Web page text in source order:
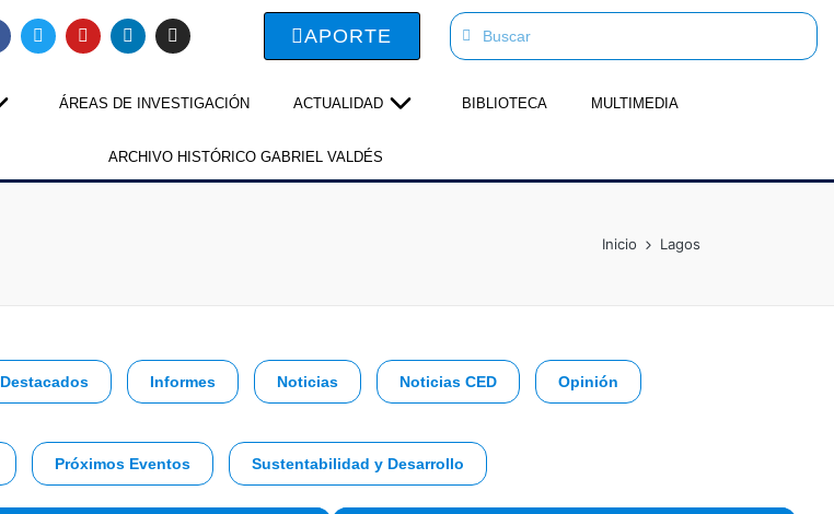
APORTE
ÁREAS DE INVESTIGACIÓN ACTUALIDAD BIBLIOTECA MULTIMEDIA
ARCHIVO HISTÓRICO GABRIEL VALDÉS
Inicio Lagos
Destacados Informes Noticias Noticias CED Opinión
Próximos Eventos Sustentabilidad y Desarrollo